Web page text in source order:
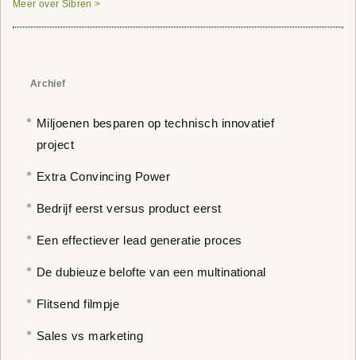
Meer over Sibren >
Archief
Miljoenen besparen op technisch innovatief
project
Extra Convincing Power
Bedrijf eerst versus product eerst
Een effectiever lead generatie proces
De dubieuze belofte van een multinational
Flitsend filmpje
Sales vs marketing